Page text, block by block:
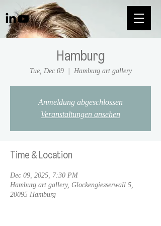
Hamburg
Tue, Dec 09
  |
Hamburg art gallery
Anmeldung abgeschlossen
Veranstaltungen ansehen
Time & Location
Dec 09, 2025, 7:30 PM
Hamburg art gallery, Glockengiesserwall 5,
20095 Hamburg